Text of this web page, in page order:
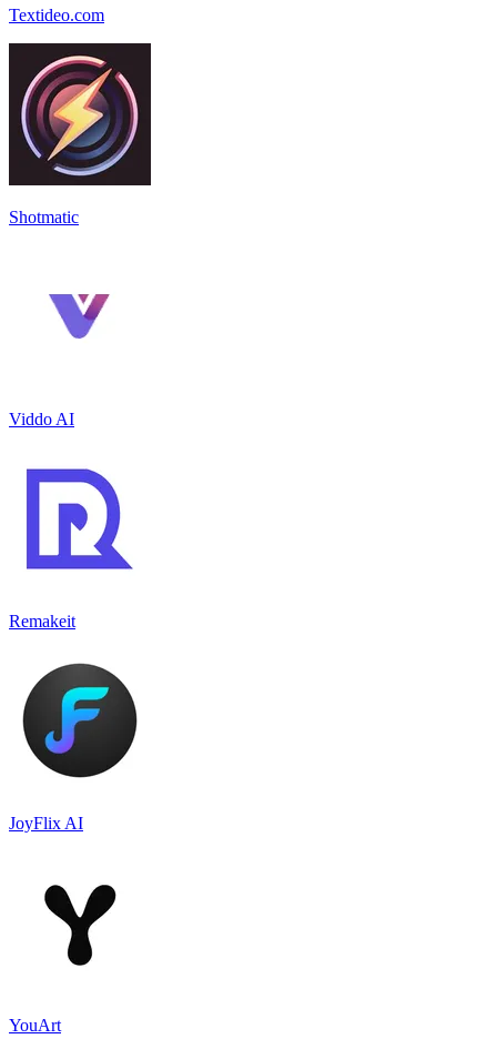
Textideo.com
Shotmatic
Viddo AI
Remakeit
JoyFlix AI
YouArt